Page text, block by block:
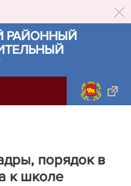
РАЙОННЫЙ
порядок в
к школе